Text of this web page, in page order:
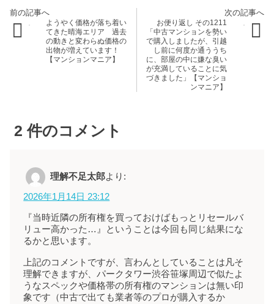
ようやく価格が落ち着い
てきた晴海エリア 過去
の動きと変わらぬ価格の
出物が増えています！
【マンションマニア】
お便り返し その1211
「中古マンションを勢い
で購入しましたが、引越
し前に何度か通ううち
に、部屋の中に嫌な臭い
が充満していることに気
づきました」【マンショ
ンマニア】
2 件のコメント
理解不足太郎より:
2026年1月14日 23:12
『当時近隣の所有権を買っておけばもっとリセールバ
リュー高かった…』ということは今回も同じ結果にな
るかと思います。
上記のコメントですが、言わんとしていることは凡そ
理解できますが、パークタワー渋谷笹塚周辺で似たよ
うなスペックや価格帯の所有権のマンションは無い印
象です（中古で出ても業者等のプロが購入するか